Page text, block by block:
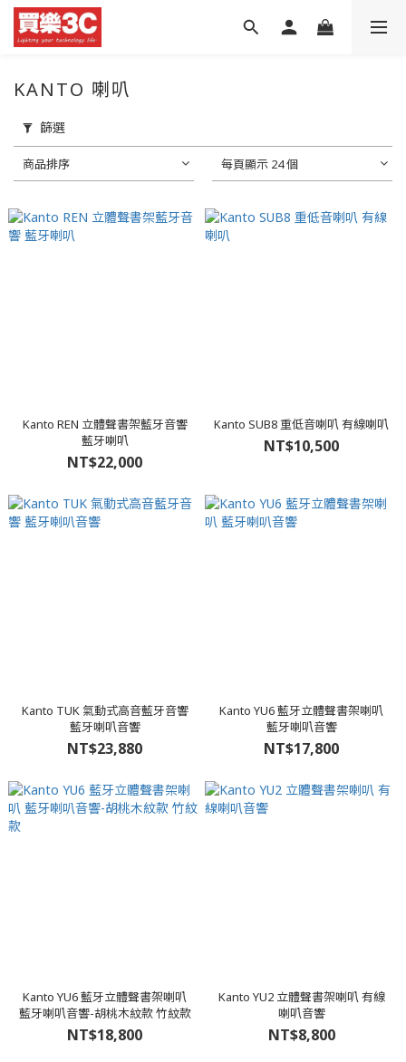
KANTO 喇叭
篩選
商品排序 每頁顯示 24 個
Kanto REN 立體聲書架藍牙音響
藍牙喇叭
NT$22,000
Kanto SUB8 重低音喇叭 有線喇叭
NT$10,500
Kanto TUK 氣動式高音藍牙音響
藍牙喇叭音響
NT$23,880
Kanto YU6 藍牙立體聲書架喇叭
藍牙喇叭音響
NT$17,800
Kanto YU6 藍牙立體聲書架喇叭
藍牙喇叭音響-胡桃木紋款 竹紋款
NT$18,800
Kanto YU2 立體聲書架喇叭 有線
喇叭音響
NT$8,800